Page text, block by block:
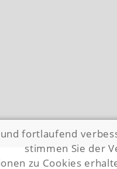
fortlaufend
stimmen Sie der
zu Cookies